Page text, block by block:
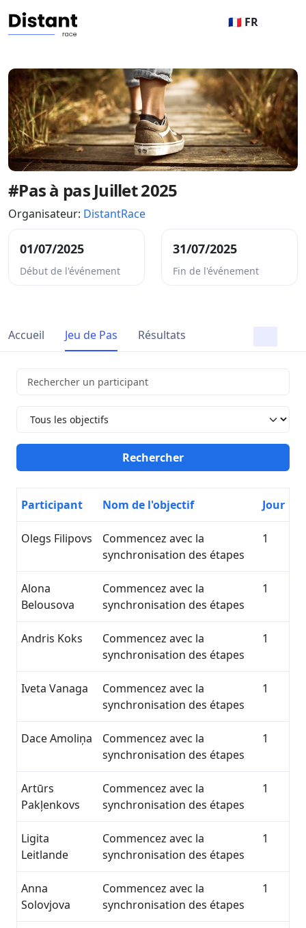
🇫🇷 FR
#Pas à pas Juillet 2025
Organisateur: DistantRace
01/07/2025
Début de l'événement
31/07/2025
Fin de l'événement
Accueil Jeu de Pas Résultats
Participant Nom de l'objectif Jour
Olegs Filipovs
Commencez avec la
synchronisation des étapes
1
Alona
Belousova
Commencez avec la
synchronisation des étapes
1
Andris Koks
Commencez avec la
synchronisation des étapes
1
Iveta Vanaga
Commencez avec la
synchronisation des étapes
1
Dace Amoliņa
Commencez avec la
synchronisation des étapes
1
Artūrs
Pakļenkovs
Commencez avec la
synchronisation des étapes
1
Ligita
Leitlande
Commencez avec la
synchronisation des étapes
1
Anna
Solovjova
Commencez avec la
synchronisation des étapes
1